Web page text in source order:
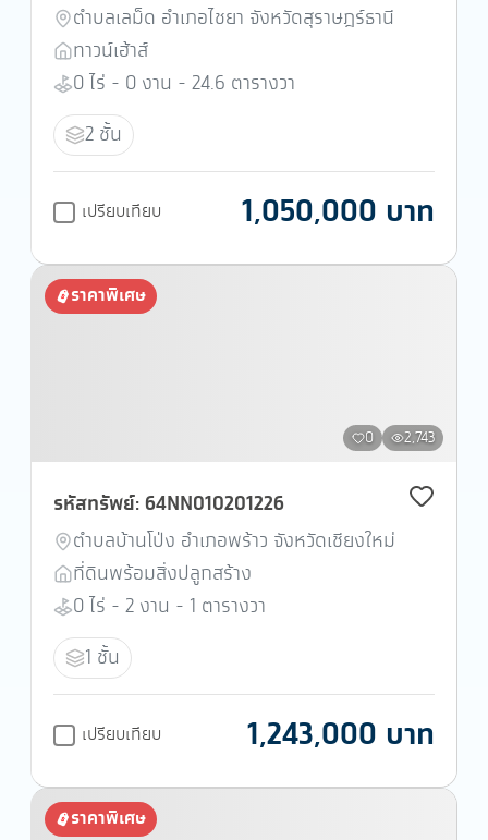
ตำบลเลม็ด อำเภอไชยา จังหวัดสุราษฎร์ธานี
ทาวน์เฮ้าส์
0 ไร่ - 0 งาน - 24.6 ตารางวา
2 ชั้น
เปรียบเทียบ 1,050,000 บาท
ราคาพิเศษ
0 2,743
รหัสทรัพย์: 64NN010201226
ตำบลบ้านโป่ง อำเภอพร้าว จังหวัดเชียงใหม่
ที่ดินพร้อมสิ่งปลูกสร้าง
0 ไร่ - 2 งาน - 1 ตารางวา
1 ชั้น
เปรียบเทียบ 1,243,000 บาท
ราคาพิเศษ